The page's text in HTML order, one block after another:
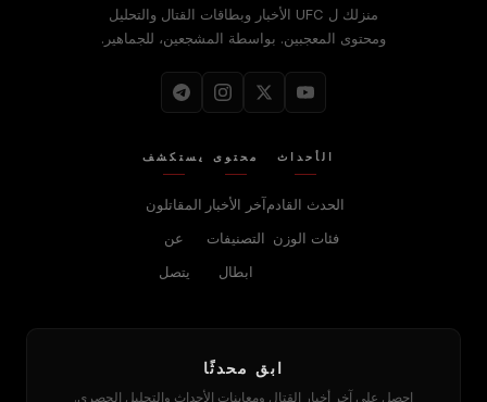
منزلك ل UFC الأخبار وبطاقات القتال والتحليل
ومحتوى المعجبين. بواسطة المشجعين، للجماهير.
الأحداث
الحدث القادم
فئات الوزن
محتوى
آخر الأخبار
التصنيفات
ابطال
يستكشف
المقاتلون
عن
يتصل
ابق محدثًا
احصل على آخر أخبار القتال ومعاينات الأحداث والتحليل الحصري.